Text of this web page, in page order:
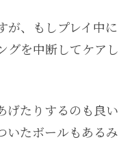
が、もしプレイ中に
グを中断してケアし
げたりするのも良い
いたボールもあるみ